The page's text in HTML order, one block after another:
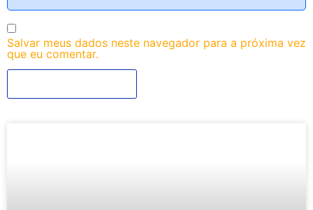
Salvar meus dados neste navegador para a próxima vez
que eu comentar.